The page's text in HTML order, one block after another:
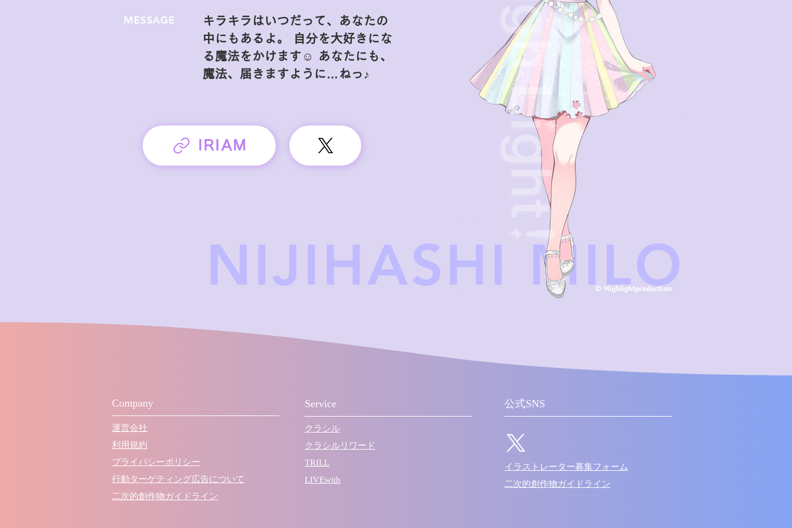
NIJIHASHI MILO
MESSAGE
キラキラはいつだって、あなたの
中にもあるよ。 自分を大好きにな
る魔法をかけます☺︎ あなたにも、
魔法、届きますように…ねっ♪
IRIAM
© Highlightproduction
Company
運営会社
利用規約
プライバシーポリシー
行動ターゲティング広告について
​二次的創作物ガイドライン
Service
クラシル
クラシルリワード
TRILL
LIVEwith
公式SNS
​イラストレーター募集フォーム
​二次的創作物ガイドライン